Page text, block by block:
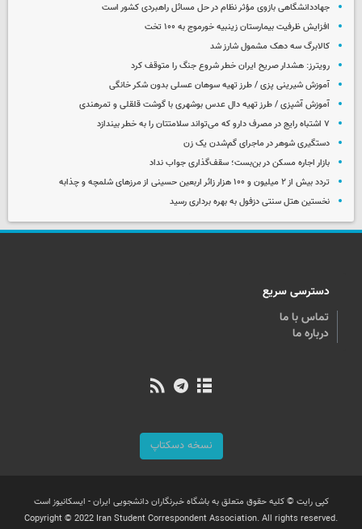
جهاددانشگاهی بازوی مؤثر نظام در حل مسائل راهبردی کشور است
افزایش ظرفیت بیمارستان زینبیه خورموج به ۱۰۰ تخت
کالابرگ سه دهک مشمول شارز شد
رویترز: هشدار صریح ایران خطر شروع جنگ را متوقف کرد
آموزش شیرینی پزی / طرز تهیه سوهان عسلی بدون شکر خانگی
آموزش آشپزی / طرز تهیه دال عدس بوشهری با گوشت قلقلی و تمرهندی
۷ اشتباه رایج در مصرف دارو که می‌تواند سلامتتان را به خطر بیندازد
دستگیری شوهر در ماجرای گم‌شدن یک زن
بازار اجاره مسکن در بن‌بست؛ سقف‌گذاری جواب نداد
تردد بیش از ۲ میلیون و ۱۰۰ هزار زائر اربعین حسینی از مرزهای شلمچه و چذابه
نخستین هتل سنتی دزفول به بهره برداری رسید
دسترسی سریع
تماس با ما
درباره ما
نسخه دسکتاپ
کپی رایت © کلیه حقوق متعلق به باشگاه خبرنگاران دانشجویی ایران - ایسکانیوز است
Copyright © 2022 Iran Student Correspondent Association. All rights reserved.